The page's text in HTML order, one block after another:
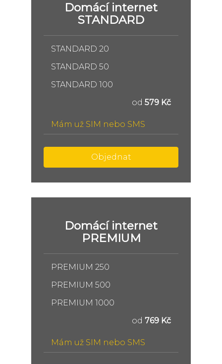
Domácí internet
STANDARD
STANDARD 20
STANDARD 50
STANDARD 100
od 579 Kč
Mám už SIM nebo SMS
Objednat
Domácí internet
PREMIUM
PREMIUM 250
PREMIUM 500
PREMIUM 1000
od 769 Kč
Mám už SIM nebo SMS